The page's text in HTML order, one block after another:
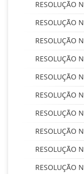
RESOLUÇÃO
RESOLUÇÃO
RESOLUÇÃO
RESOLUÇÃO
RESOLUÇÃO
RESOLUÇÃO
RESOLUÇÃO
RESOLUÇÃO
RESOLUÇÃO
RESOLUÇÃO